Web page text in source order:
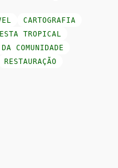
CARTOGRAFIA
TROPICAL
COMUNIDADE
RESTAURAÇÃO